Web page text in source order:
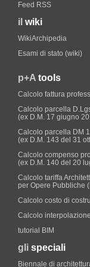
Feed RSS
il wiki
WikiArchipedia
Esami di stato (wiki)
p+A tools
Calcolo fattura
Calcolo parcella
(ex D.M. 17 giugno
Calcolo parcella DM
(ex D.M. 143 del 31
Calcolo compenso
(ex D.M. 140 del 20
Calcolo tariffa
per Opere Pubbliche
Calcolo costo di
Calcolo
tutorial BIM
gli speciali
Biennale di